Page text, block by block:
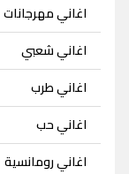
اغاني مهرجانات
اغاني شعبي
اغاني طرب
اغاني حب
اغاني رومانسية